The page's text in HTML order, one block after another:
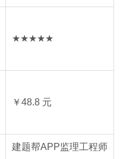
★★★★★
￥48.8 元
建题帮APP监理工程师